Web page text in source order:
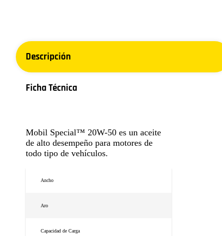
Descripción
Ficha Técnica
Mobil Special™ 20W-50 es un aceite
de alto desempeño para motores de
todo tipo de vehículos.
Ancho
Aro
Capacidad de Carga